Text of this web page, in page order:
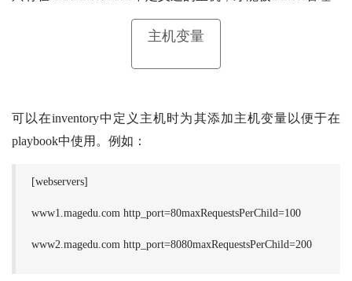
主机变量
可以在inventory中定义主机时为其添加主机变量以便于在
playbook中使用。例如：
[webservers]
www1.magedu.com http_port=80maxRequestsPerChild=100
www2.magedu.com http_port=8080maxRequestsPerChild=200